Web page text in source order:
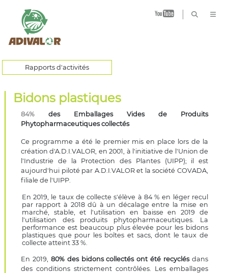
B
Rapports d'activités
Bidons plastiques
84% des Emballages Vides de Produits
Phytopharmaceutiques collectés
Ce programme a été le premier mis en place lors de la
création d'A.D.I.VALOR, en 2001, à l'initiative de l'Union de
l'Industrie de la Protection des Plantes (UIPP); il est
aujourd'hui piloté par A.D.I.VALOR et la société COVADA,
filiale de l'UIPP.
En 2019, le taux de collecte s'élève à 84 % en léger recul
par rapport à 2018 dû à un décalage entre la mise en
marché, stable, et l'utilisation en baisse en 2019 de
l'utilisation des produits phytopharmaceutiques. La
performance est beaucoup plus élevée pour les bidons
plastiques que pour les boîtes et sacs, dont le taux de
collecte atteint 33 %.
En 2019, 80% des bidons collectés ont été recyclésdans
des conditions strictement contrôlées. Les emballages